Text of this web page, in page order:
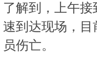
了解到，上午
速到达现场，目
员伤亡。